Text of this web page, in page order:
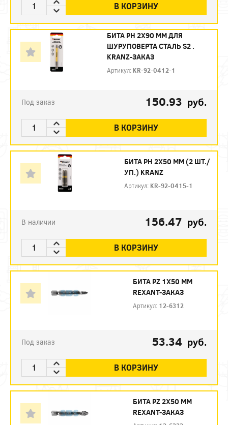
В КОРЗИНУ
БИТА PH 2X90 ММ ДЛЯ
ШУРУПОВЕРТА СТАЛЬ S2 .
KRANZ-ЗАКАЗ
Артикул: KR-92-0412-1
Под заказ 150.93 руб.
В КОРЗИНУ
БИТА PH 2Х50 ММ (2 ШТ./
УП.) KRANZ
Артикул: KR-92-0415-1
В наличии 156.47 руб.
В КОРЗИНУ
БИТА PZ 1X50 ММ
REXANT-ЗАКАЗ
Артикул: 12-6312
Под заказ 53.34 руб.
В КОРЗИНУ
БИТА PZ 2X50 ММ
REXANT-ЗАКАЗ